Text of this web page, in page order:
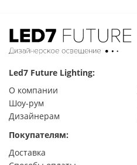
Led7 Future Lighting:
О компании
Шоу-рум
Дизайнерам
Покупателям:
Доставка